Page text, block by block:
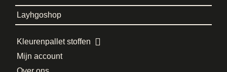
Layhgoshop
Kleurenpallet stoffen
Mijn account